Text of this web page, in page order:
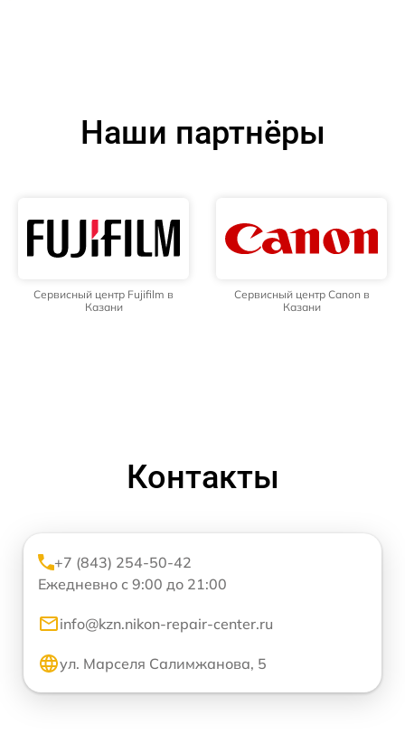
Наши партнёры
Сервисный центр Fujifilm в
Казани
Сервисный центр Canon в
Казани
Контакты
+7 (843) 254-50-42
Ежедневно с 9:00 до 21:00
info@kzn.nikon-repair-center.ru
ул. Марселя Салимжанова, 5